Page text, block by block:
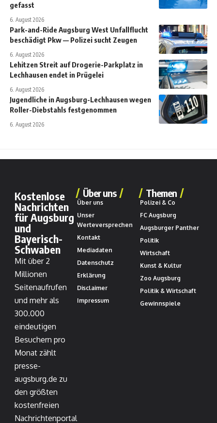
gefasst
6. August 2026
Park-and-Ride Augsburg West Unfallflucht
beschädigt Pkw — Polizei sucht Zeugen
6. August 2026
Lehitzen Streit auf Drogerie-Parkplatz in
Lechhausen endet in Prügelei
6. August 2026
Jugendliche in Augsburg-Lechhausen wegen
Roller-Diebstahls festgenommen
6. August 2026
Kostenlose
Nachrichten
für Augsburg
und
Bayerisch-
Schwaben
Mit über 2
Millionen
Seitenaufrufen
und mehr als
300.000
eindeutigen
Besuchern pro
Monat zählt
presse-
augsburg.de zu
den größten
kostenfreien
Nachrichtenportal
Über uns
Über uns
Unser
Werteversprechen
Kontakt
Mediadaten
Datenschutz
Erklärung
Disclaimer
Impressum
Themen
Polizei & Co
FC Augsburg
Augsburger Panther
Politik
Wirtschaft
Kunst & Kultur
Zoo Augsburg
Politik & Wirtschaft
Gewinnspiele